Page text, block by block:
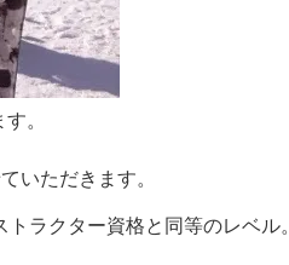
。
いただきます。
ラクター資格と同等のレベル。